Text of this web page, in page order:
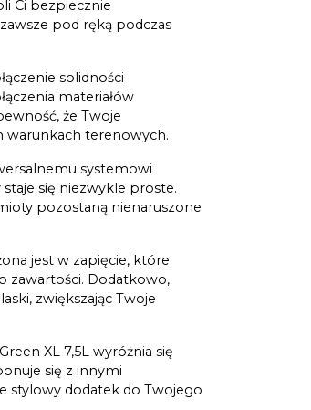
Ci bezpiecznie
pod ręką podczas
solidności
materiałów
że Twoje
warunkach terenowych.
systemowi
się niezwykle proste.
pozostaną nienaruszone
jest w zapięcie, które
zawartości. Dodatkowo,
zwiększając Twoje
XL 7,5L wyróżnia się
się z innymi
stylowy dodatek do Twojego